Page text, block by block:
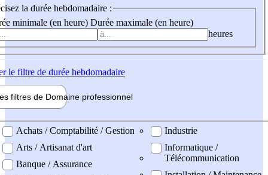
la durée hebdomadaire :
minimale (en heure) Durée maximale (en heure)
heures
le filtre de durée hebdomadaire
filtres de Domaine professionnel
professionel
Achats / Comptabilité / Gestion
Arts / Artisanat d'art
Banque / Assurance
Industrie
Informatique /
Télécommunication